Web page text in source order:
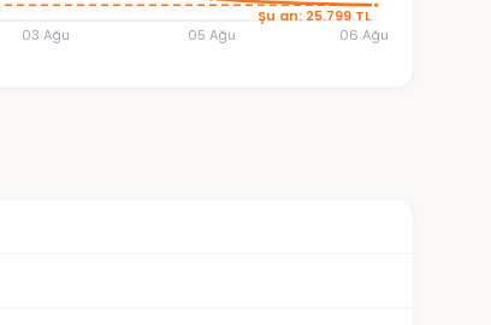
03 Ağu 05 Ağu 06 Ağu
Şu an: 25.799 TL